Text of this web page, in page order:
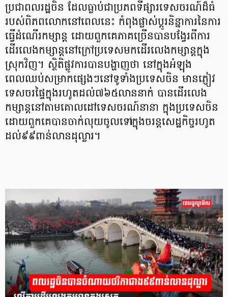
ប្រជាពលរដ្ឋចិន ដែលធ្លាប់ជាប្រភពទីផ្សារទេសចរណ៍ដ៏ធំ
របស់ពិភពលោកនៅពេលនេះ កំពុងផ្លាស់ប្តូរនិន្នាការនៃការ
ធ្វើដំណើរកម្សាន្ត ដោយពួកគេភាគច្រើនបានបង្វែរពីការ
ដើរលេងកម្សាន្តនៅក្រៅប្រទេសមកដើរលេងកម្សាន្តក្នុង
ស្រុកវិញ។ ស្ថិតិផ្លូវការបានបង្ហាញថា នៅក្នុងអំឡុង
ពេលឈប់សម្រាកផ្សេងៗនៅទូទាំងប្រទេសចិន មានភ្ញៀវ
ទេសចរផ្ទៃក្នុងរហូតដល់៧៦៥លាននាក់ បានដើរលេង
កម្សាន្តនៅតាមគោលដៅទេសចរណ៍នានា ក្នុងប្រទេសចិន
ដោយពួកគេបានចាក់លុយចូលទៅក្នុងចរន្តសេដ្ឋកិច្ចរហូត
ដល់៩៩ពាន់លានដុល្លារ។